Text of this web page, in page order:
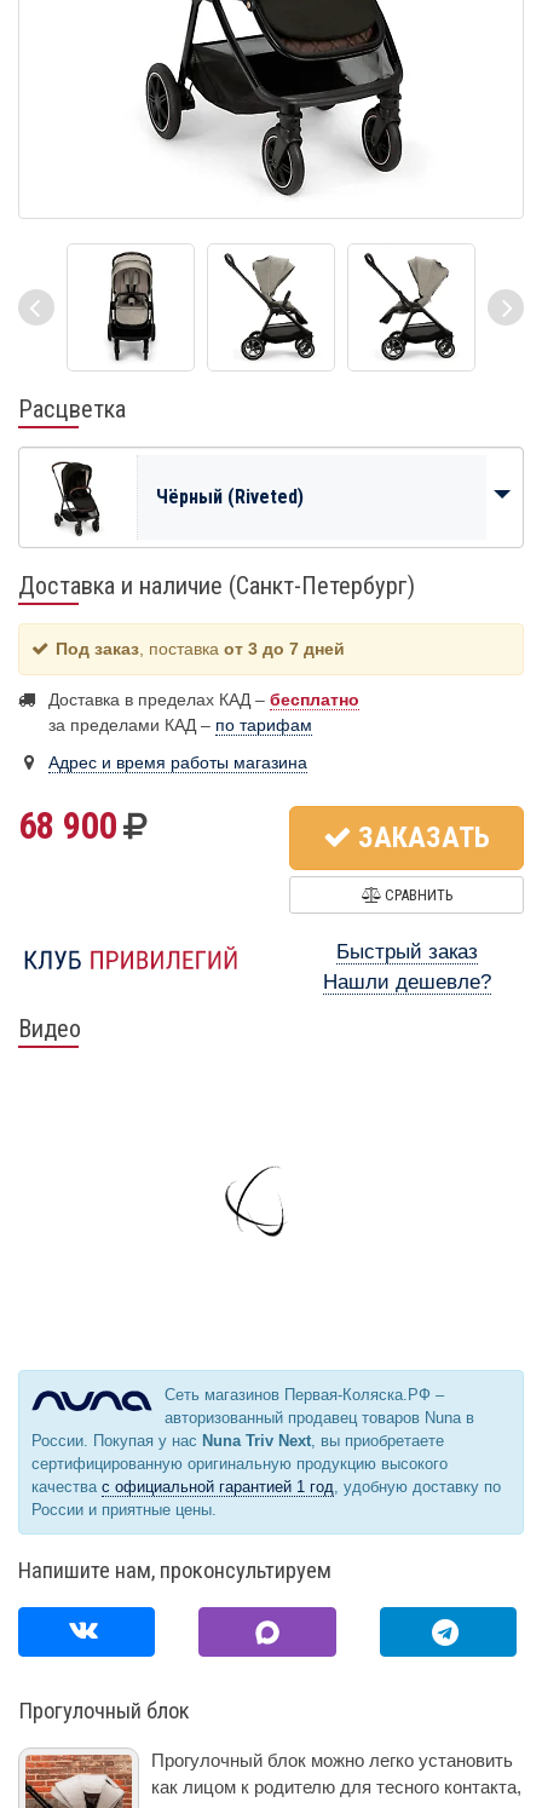
Расцветка
Чёрный (Riveted)
Доставка и наличие (Санкт-Петербург)
Под заказ , поставка от 3 до 7 дней
Доставка в пределах КАД – бесплатно
за пределами КАД – по тарифам
Адрес и время работы магазина
68 900 ЗАКАЗАТЬ
СРАВНИТЬ
Быстрый заказ
Нашли дешевле?
Видео
Сеть магазинов Первая-Коляска.РФ –
авторизованный продавец товаров Nuna в
России. Покупая у нас Nuna Triv Next, вы приобретаете
сертифицированную оригинальную продукцию высокого
качества с официальной гарантией 1 год, удобную доставку по
России и приятные цены.
Напишите нам, проконсультируем
Прогулочный блок
Прогулочный блок можно легко установить
как лицом к родителю для тесного контакта,